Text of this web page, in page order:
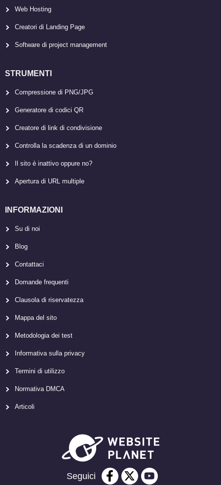
Web Hosting
Creatori di Landing Page
Software di project management
STRUMENTI
Compressione di PNG/JPG
Generatore di codici QR
Creatore di link di condivisione
Controlla la scadenza di un dominio
Il sito è inattivo oppure no?
Apertura di URL multiple
INFORMAZIONI
Su di noi
Blog
Contattaci
Domande frequenti
Clausola di riservatezza
Mappa del sito
Metodologia dei test
Informativa sulla privacy
Termini di utilizzo
Normativa DMCA
Articoli
Seguici